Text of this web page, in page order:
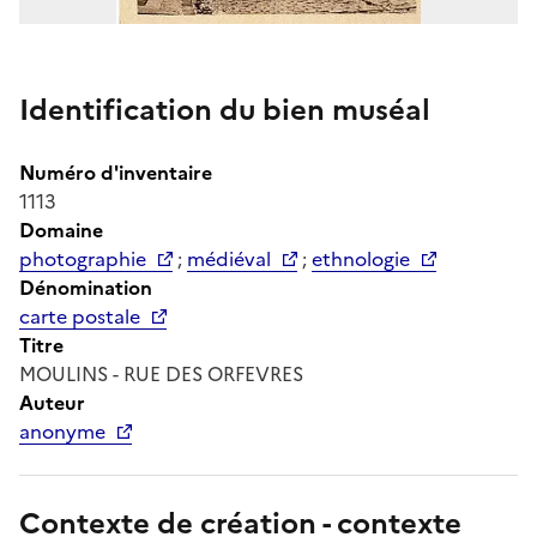
Identification du bien muséal
Numéro d'inventaire
1113
Domaine
photographie
; médiéval ;ethnologie
Dénomination
carte postale
Titre
MOULINS - RUE DES ORFEVRES
Auteur
anonyme
Contexte de création - contexte